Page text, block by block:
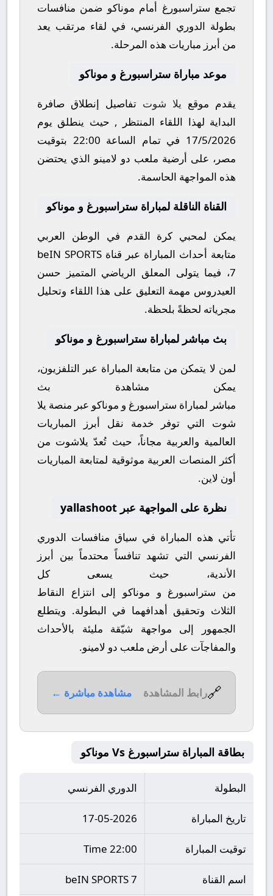
تجمع ستراسبورغ أمام موناكو ضمن منافسات
بطولة الدوري الفرنسي، في لقاء مرتقب يعد
من أبرز مباريات هذه المرحلة.
موعد مباراة ستراسبورغ و موناكو
يقدم موقع يلا شوت تفاصيل إنطلاق صافرة
البداية لهذا اللقاء المنتظر , حيث ينطلق يوم
17/5/2026 في تمام الساعة 22:00 بتوقيت
مصر، على أرضية ملعب دو لامينو الذي يحتضن
هذه المواجهة الحاسمة.
القناة الناقلة لمباراة ستراسبورغ و موناكو
يمكن لمحبي كرة القدم في الوطن العربي
متابعة أحداث المباراة عبر قناة beIN SPORTS
7، فيما يتولى المعلق الرياضي المتميز حسن
العيدروس مهمة التعليق على هذا اللقاء وتحليل
مجرياته لحظةً بلحظة.
بث مباشر لمباراة ستراسبورغ و موناكو
لمن لا يتمكن من متابعة المباراة عبر التلفزيون،
يمكن مشاهدة بث
مباشر لمباراة ستراسبورغ و موناكو عبر منصة يلا
شوت التي توفر خدمة نقل أبرز المباريات
العالمية والعربية مجاناً، حيث تُعدّ يلاشوت من
أكثر المنصات العربية موثوقية لمتابعة المباريات
أون لاين.
نظرة على المواجهة عبر yallashoot
تأتي هذه المباراة في سياق منافسات الدوري
الفرنسي التي تشهد تنافساً محتدماً بين أبرز
الأندية، حيث يسعى كل
من ستراسبورغ و موناكو إلى انتزاع النقاط
الثلاث وتحقيق أهدافهما في البطولة. ويتطلع
الجمهور إلى مواجهة شيّقة مليئة بالأحداث
والمفاجآت على أرض ملعب دو لامينو.
🔗رابط المشاهدة مشاهدة مباشرة ←
بطاقة المباراة ستراسبورغ Vs موناكو
البطولة الدوري الفرنسي
تاريخ المباراة 17-05-2026
توقيت المباراة 22:00 Time
اسم القناة beIN SPORTS 7